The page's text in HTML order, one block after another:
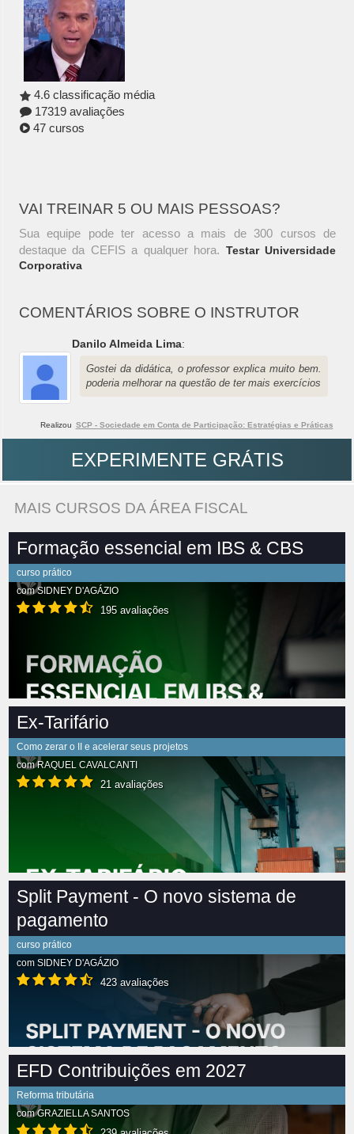
4.6 classificação média
17319 avaliações
47 cursos
VAI TREINAR 5 OU MAIS PESSOAS?
Sua equipe pode ter acesso a mais de 300 cursos de
destaque da CEFIS a qualquer hora. Testar Universidade
Corporativa
COMENTÁRIOS SOBRE O INSTRUTOR
Danilo Almeida Lima:
Gostei da didática, o professor explica muito bem.
poderia melhorar na questão de ter mais exercícios
Realizou SCP - Sociedade em Conta de Participação: Estratégias e Práticas
EXPERIMENTE GRÁTIS
MAIS CURSOS DA ÁREA FISCAL
Formação essencial em IBS & CBS
curso prático
comSIDNEY D'AGÁZIO
195 avaliações
Ex-Tarifário
Como zerar o II e acelerar seus projetos
comRAQUEL CAVALCANTI
21 avaliações
Split Payment - O novo sistema de
pagamento
curso prático
com SIDNEY D'AGÁZIO
423 avaliações
EFD Contribuições em 2027
Reforma tributária
comGRAZIELLA SANTOS